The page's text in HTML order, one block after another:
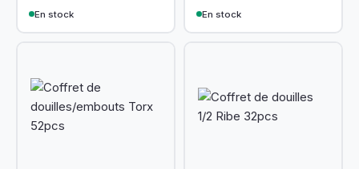
En stock
En stock